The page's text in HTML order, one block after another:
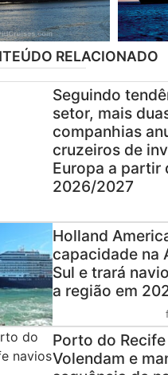
RELACIONADO
Seguindo
setor, mais
companhias
cruzeiros de
Europa a partir
2026/2027
Holland
capacidade na
Sul e trará
a região em
Porto do
Volendam e